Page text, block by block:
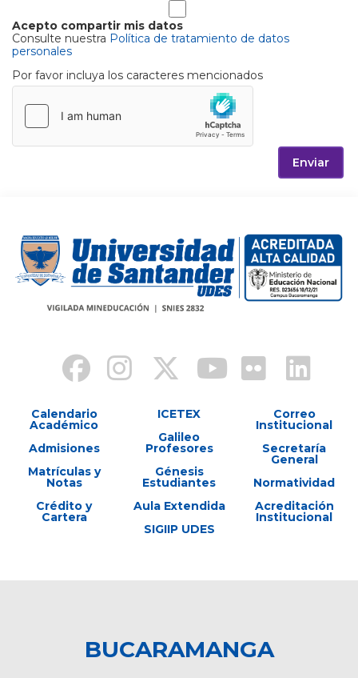
Acepto compartir mis datos
Consulte nuestra Política de tratamiento de datos
personales
Por favor incluya los caracteres mencionados
Enviar
Calendario
Académico
Admisiones
Matrículas y
Notas
Crédito y
Cartera
ICETEX
Galileo
Profesores
Génesis
Estudiantes
Aula Extendida
SIGIIP UDES
Correo
Institucional
Secretaría
General
Normatividad
Acreditación
Institucional
BUCARAMANGA